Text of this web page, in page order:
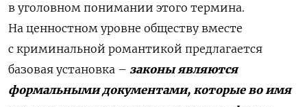
в уголовном понимании этого термина.
На ценностном уровне обществу вместе
с криминальной романтикой предлагается
базовая установка – законы являются
формальными документами, которые во имя